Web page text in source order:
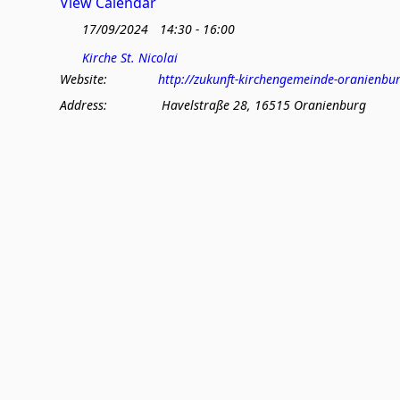
17/09/2024
14:30 - 16:00
Kirche St. Nicolai
Website:
http://zukunft-kirchengemeinde-
Address:
Havelstraße 28, 16515 Oranienburg